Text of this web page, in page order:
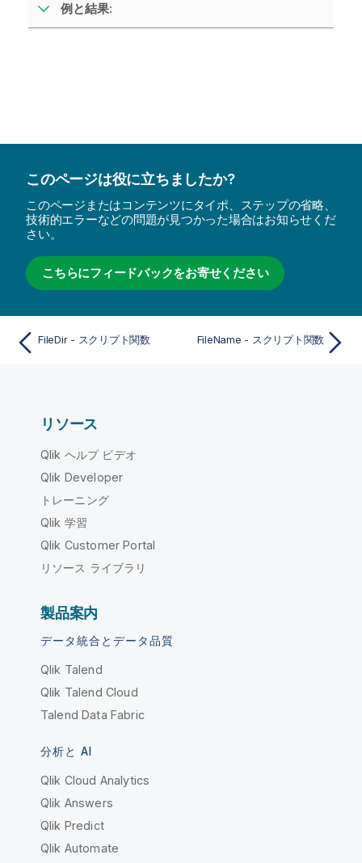
例と結果:
このページは役に立ちましたか?
このページまたはコンテンツにタイポ、ステップの省略、
技術的エラーなどの問題が見つかった場合はお知らせくだ
さい。
こちらにフィードバックをお寄せください
FileDir - スクリプト関数 FileName - スクリプト関数
リソース
Qlik ヘルプ ビデオ
Qlik Developer
トレーニング
Qlik 学習
Qlik Customer Portal
リソース ライブラリ
製品案内
データ統合とデータ品質
Qlik Talend
Qlik Talend Cloud
Talend Data Fabric
分析と AI
Qlik Cloud Analytics
Qlik Answers
Qlik Predict
Qlik Automate